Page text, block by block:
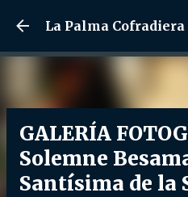
Ir al
La Palma Cofradiera
GALERÍA
Solemne
Santísima de la